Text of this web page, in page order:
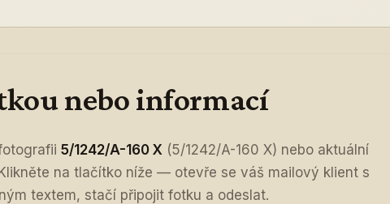
nebo informací
5/1242/A-160 X (5/1242/A-160 X) nebo aktuální
na tlačítko níže — otevře se váš mailový klient s
textem, stačí připojit fotku a odeslat.